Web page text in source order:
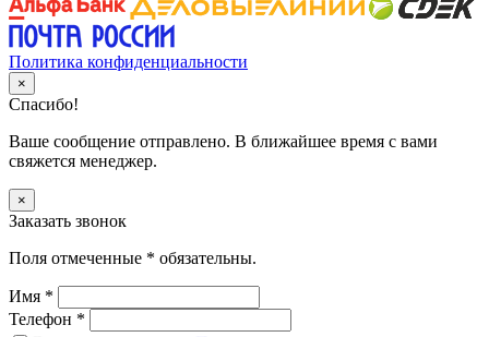
Политика конфиденциальности
×
Спасибо!
Ваше сообщение отправлено. В ближайшее время с вами
свяжется менеджер.
×
Заказать звонок
Поля отмеченные * обязательны.
Имя *
Телефон *